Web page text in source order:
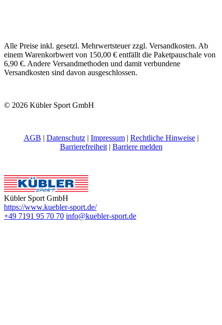
Alle Preise inkl. gesetzl. Mehrwertsteuer zzgl. Versandkosten. Ab
einem Warenkorbwert von 150,00 € entfällt die Paketpauschale von
6,90 €. Andere Versandmethoden und damit verbundene
Versandkosten sind davon ausgeschlossen.
© 2026 Kübler Sport GmbH
AGB | Datenschutz| Impressum| Rechtliche Hinweise|
Barrierefreiheit| Barriere melden
Kübler Sport GmbH
https://www.kuebler-sport.de/
+49 7191 95 70 70 info@kuebler-sport.de